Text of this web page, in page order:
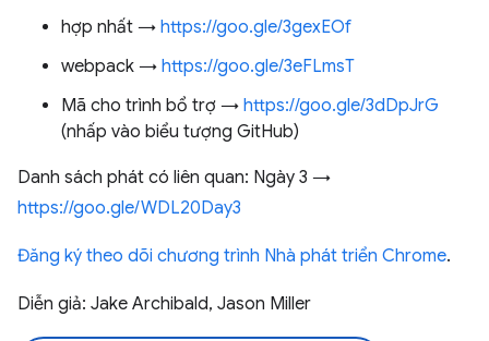
hợp nhất → https://goo.gle/3gexEOf
webpack → https://goo.gle/3eFLmsT
Mã cho trình bổ trợ → https://goo.gle/3dDpJrG
(nhấp vào biểu tượng GitHub)
Danh sách phát có liên quan: Ngày 3 →
https://goo.gle/WDL20Day3
Đăng ký theo dõi chương trình Nhà phát triển Chrome.
Diễn giả: Jake Archibald, Jason Miller